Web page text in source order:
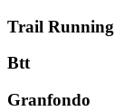
Trail Running
Btt
Granfondo